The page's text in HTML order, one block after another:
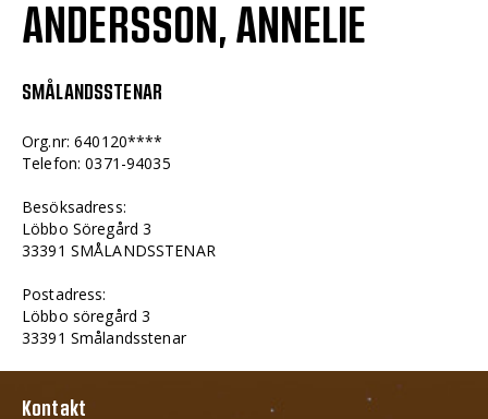
ANDERSSON, ANNELIE
SMÅLANDSSTENAR
Org.nr: 640120****
Telefon: 0371-94035
Besöksadress:
Löbbo Söregård 3
33391 SMÅLANDSSTENAR
Postadress:
Löbbo söregård 3
33391 Smålandsstenar
Kontakt